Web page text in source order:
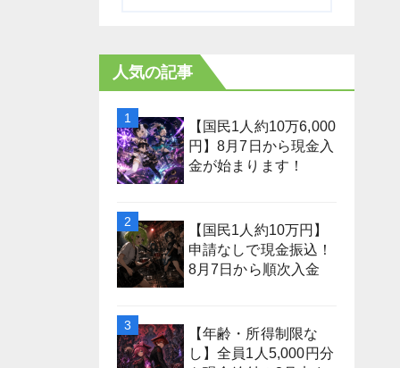
人気の記事
【国民1人約10万6,000
円】8月7日から現金入
金が始まります！
【国民1人約10万円】
申請なしで現金振込！
8月7日から順次入金
【年齢・所得制限な
し】全員1人5,000円分